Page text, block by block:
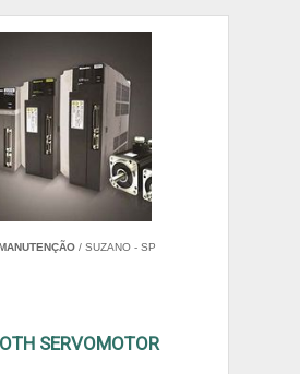
/ SUZANO - SP
SERVOMOTOR